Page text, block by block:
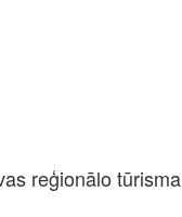
reģionālo tūrisma